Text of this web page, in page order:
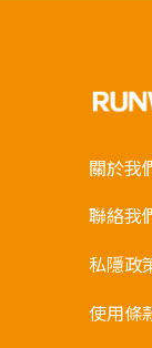
關於我
聯絡我
私隱政
使用條